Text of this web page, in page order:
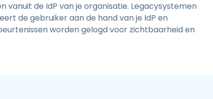
vanuit de IdP van je organisatie. Legacysystemen
de gebruiker aan de hand van je IdP en
worden gelogd voor zichtbaarheid en